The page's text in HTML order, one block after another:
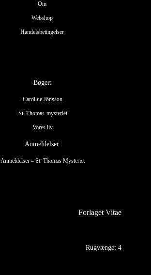
Om
Webshop
Handelsbetingelser
Bøger:
Caroline Jönsson
St. Thomas-mysteriet
Vores liv
Anmeldelser:
Anmeldelser – St. Thomas Mysteriet
Forlaget Vitae
Rugvænget 4